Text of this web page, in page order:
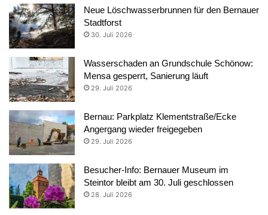
Neue Löschwasserbrunnen für den Bernauer
Stadtforst
30. Juli 2026
Wasserschaden an Grundschule Schönow:
Mensa gesperrt, Sanierung läuft
29. Juli 2026
Bernau: Parkplatz Klementstraße/Ecke
Angergang wieder freigegeben
29. Juli 2026
Besucher-Info: Bernauer Museum im
Steintor bleibt am 30. Juli geschlossen
28. Juli 2026